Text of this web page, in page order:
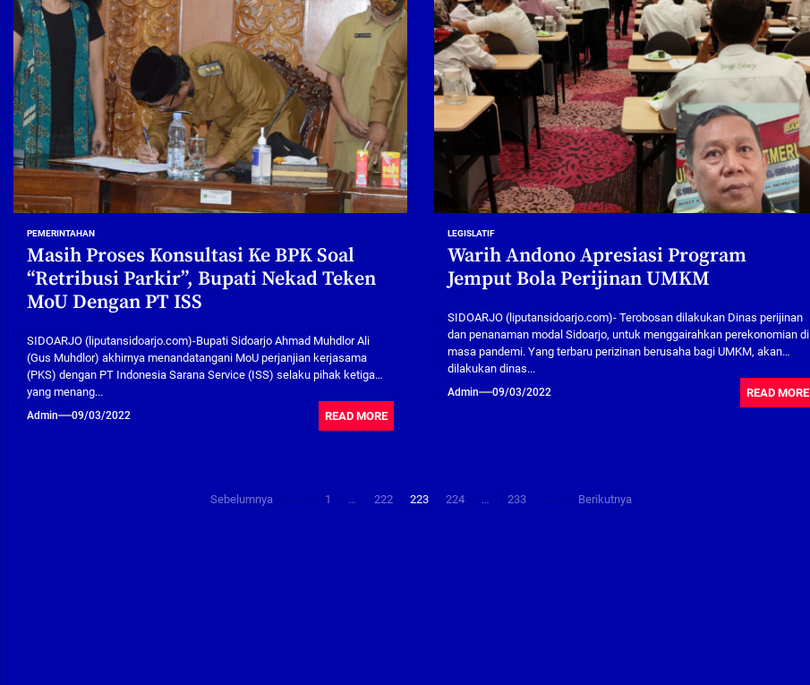
PEMERINTAHAN
Masih Proses Konsultasi Ke BPK Soal
“Retribusi Parkir”, Bupati Nekad Teken
MoU Dengan PT ISS
SIDOARJO (liputansidoarjo.com)-Bupati Sidoarjo Ahmad Muhdlor Ali
(Gus Muhdlor) akhirnya menandatangani MoU perjanjian kerjasama
(PKS) dengan PT Indonesia Sarana Service (ISS) selaku pihak ketiga
yang menang...
Admin 09/03/2022 READ MORE
LEGISLATIF
Warih Andono Apresiasi Program
Jemput Bola Perijinan UMKM
SIDOARJO (liputansidoarjo.com)- Terobosan dilakukan Dinas perijinan
dan penanaman modal Sidoarjo, untuk menggairahkan perekonomian di
masa pandemi. Yang terbaru perizinan berusaha bagi UMKM, akan
dilakukan dinas...
Admin 09/03/2022 READ MORE
Sebelumnya 1 … 222 223 224 … 233 Berikutnya